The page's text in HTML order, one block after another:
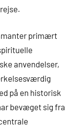
primært
anvendelser,
på en historisk
bevæget sig fra